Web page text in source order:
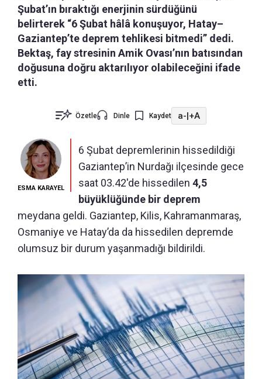
Şubat’ın bıraktığı enerjinin sürdüğünü
belirterek “6 Şubat hâlâ konuşuyor, Hatay–
Gaziantep’te deprem tehlikesi bitmedi” dedi.
Bektaş, fay stresinin Amik Ovası’nın batısından
doğusuna doğru aktarılıyor olabileceğini ifade
etti.
Özetle Dinle Kaydet a-|+A
ESMA KARAYEL
6 Şubat depremlerinin hissedildiği
Gaziantep’in Nurdağı ilçesinde gece
saat 03.42'de hissedilen 4,5
büyüklüğünde bir deprem
meydana geldi. Gaziantep, Kilis, Kahramanmaraş,
Osmaniye ve Hatay’da da hissedilen depremde
olumsuz bir durum yaşanmadığı bildirildi.